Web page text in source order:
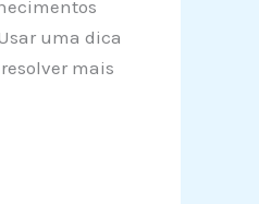
uma dica
mais